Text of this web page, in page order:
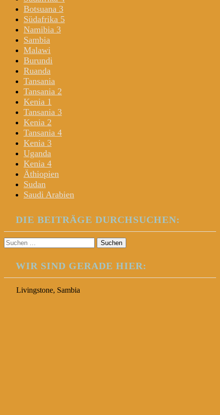
Botsuana 3
Südafrika 5
Namibia 3
Sambia
Malawi
Burundi
Ruanda
Tansania
Tansania 2
Kenia 1
Tansania 3
Kenia 2
Tansania 4
Kenia 3
Uganda
Kenia 4
Äthiopien
Sudan
Saudi Arabien
DIE BEITRÄGE DURCHSUCHEN:
Suchen
nach:
WIR SIND GERADE HIER:
Livingstone, Sambia